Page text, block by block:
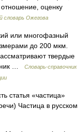
оценку
словарь Ожегова
или многофазный
до 200 мкм.
твердые
…
Словарь-справочник
статья «частица»
Частица в русском